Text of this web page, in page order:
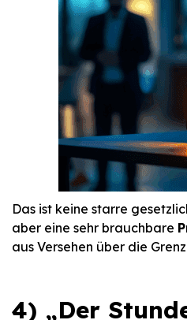
Das ist keine starre
aber eine sehr brauchbare
aus Versehen über die
4) „Der